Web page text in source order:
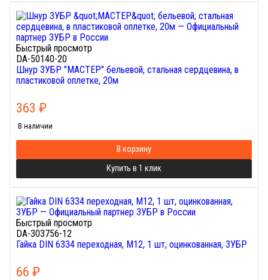
Быстрый просмотр
DA-50140-20
Шнур ЗУБР "МАСТЕР" бельевой, стальная сердцевина, в
пластиковой оплетке, 20м
363 ₽
В наличии
В корзину
Купить в 1 клик
Быстрый просмотр
DA-303756-12
Гайка DIN 6334 переходная, M12, 1 шт, оцинкованная, ЗУБР
66 ₽